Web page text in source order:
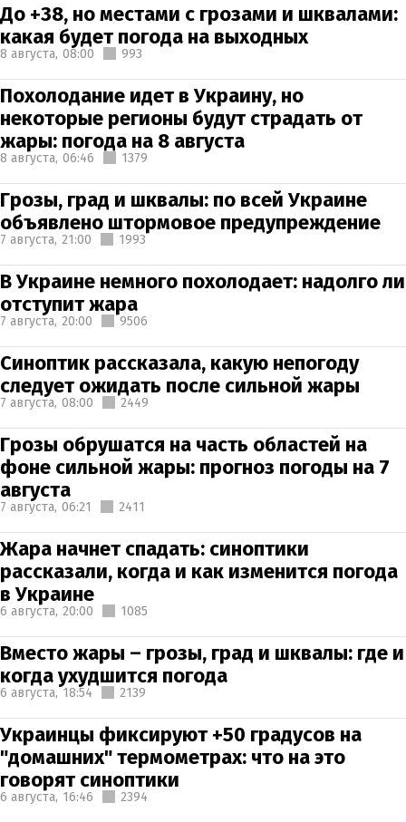
До +38, но местами с грозами и шквалами:
какая будет погода на выходных
8 августа, 08:00 993
Похолодание идет в Украину, но
некоторые регионы будут страдать от
жары: погода на 8 августа
8 августа, 06:46 1379
Грозы, град и шквалы: по всей Украине
объявлено штормовое предупреждение
7 августа, 21:00 1993
В Украине немного похолодает: надолго ли
отступит жара
7 августа, 20:00 9506
Синоптик рассказала, какую непогоду
следует ожидать после сильной жары
7 августа, 08:00 2449
Грозы обрушатся на часть областей на
фоне сильной жары: прогноз погоды на 7
августа
7 августа, 06:21 2411
Жара начнет спадать: синоптики
рассказали, когда и как изменится погода
в Украине
6 августа, 20:00 1085
Вместо жары – грозы, град и шквалы: где и
когда ухудшится погода
6 августа, 18:54 2139
Украинцы фиксируют +50 градусов на
"домашних" термометрах: что на это
говорят синоптики
6 августа, 16:46 2394